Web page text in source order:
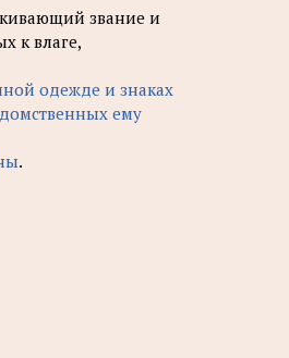
звание и
к влаге,
одежде и знаках
ему
.